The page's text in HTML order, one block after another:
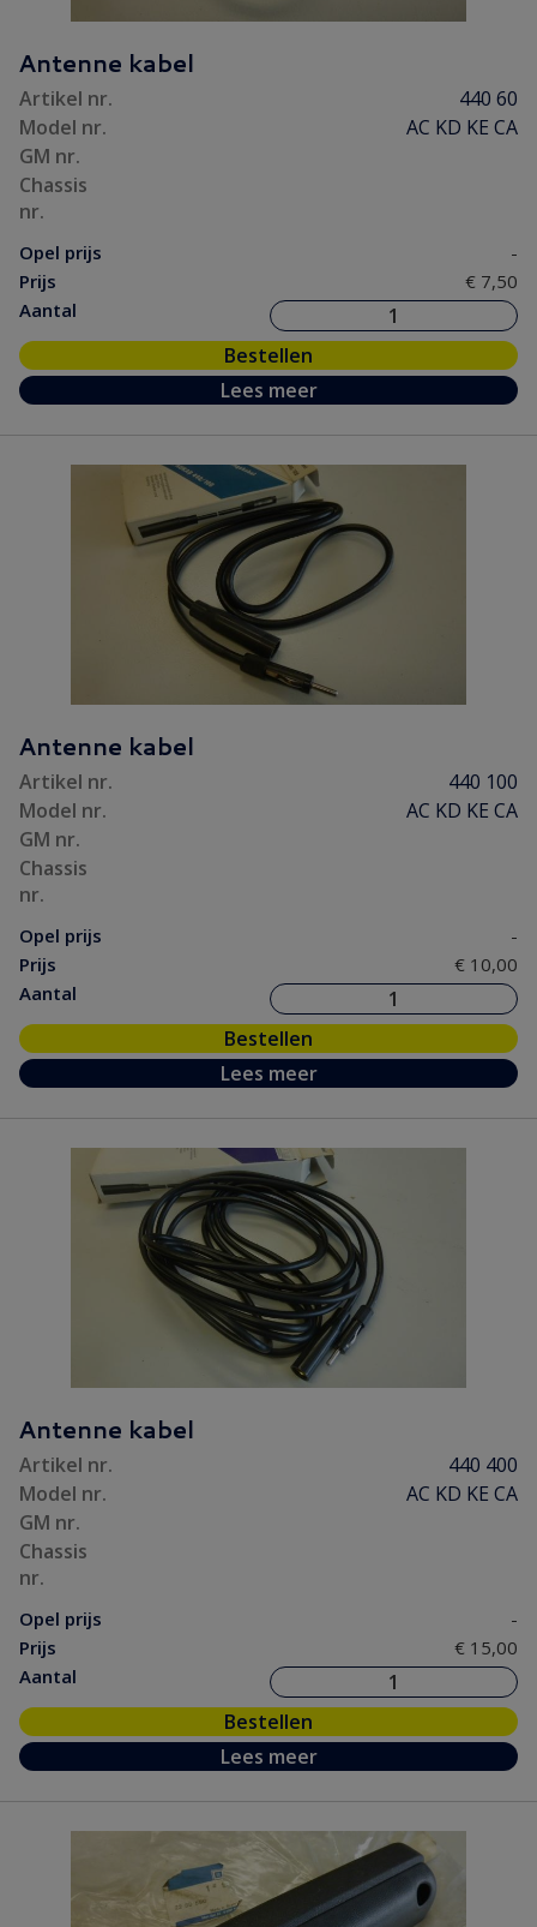
Antenne kabel
Artikel nr.
440 60
Model nr.
AC KD KE CA
GM nr.
Chassis
nr.
Opel prijs
-
Prijs
€ 7,50
Aantal
Bestellen
Lees meer
Antenne kabel
Artikel nr.
440 100
Model nr.
AC KD KE CA
GM nr.
Chassis
nr.
Opel prijs
-
Prijs
€ 10,00
Aantal
Bestellen
Lees meer
Antenne kabel
Artikel nr.
440 400
Model nr.
AC KD KE CA
GM nr.
Chassis
nr.
Opel prijs
-
Prijs
€ 15,00
Aantal
Bestellen
Lees meer